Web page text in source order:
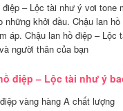
điệp – Lộc tài như ý vơi tone
khởi đầu. Chậu lan
áp. Chậu lan hồ điệp –
người thân của bạn
điệp – Lộc tài như ý
vàng hàng A chất lượng